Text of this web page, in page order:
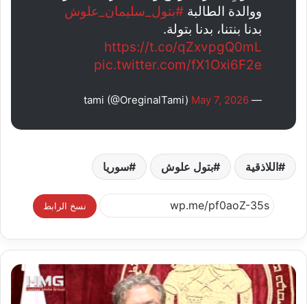
ووالدة الطالبة #بتول_سليمان_علوش
بدنا بنتنا، بدنا بتولة.
https://t.co/qZxvpgQ0mL
pic.twitter.com/fX1Oxi6F2e
— tami (@OreginalTami)
May 7, 2026
اللاذقية بتول علوش سوريا
نسخ الرابط